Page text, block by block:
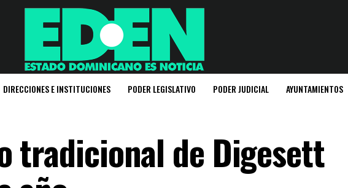
DIRECCIONES E INSTITUCIONES PODER LEGISLATIVO PODER JUDICIAL AYUNTAMIENTOS
tradicional de Digesett